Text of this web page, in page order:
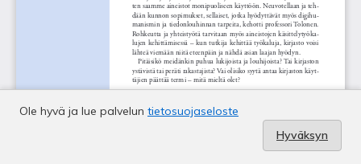
Ole hyvä ja lue palvelun tietosuojaseloste
Hyväksyn